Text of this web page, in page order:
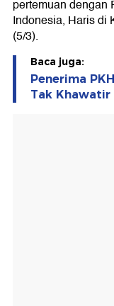
pertemuan dengan
Indonesia, Haris di
(5/3).
Baca juga:
Penerima
Tak Khawatir